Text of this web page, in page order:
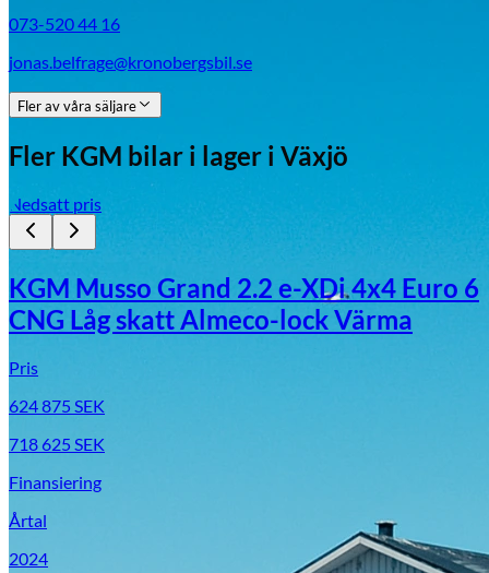
Mazda
TransportbilPersonbil
Visa alla fordon
073-520 44 16
jonas.belfrage@kronobergsbil.se
Fler av våra säljare
Fler KGM bilar i lager i Växjö
Nedsatt pris
KGM Musso Grand 2.2 e-XDi 4x4 Euro 6
CNG Låg skatt Almeco-lock Värma
Pris
624 875SEK
718 625SEK
Finansiering
Årtal
2024